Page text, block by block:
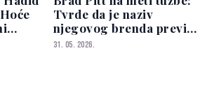
Tvrde da je naziv
njegovog brenda previše
sličan njihovom
31. 05. 2026.